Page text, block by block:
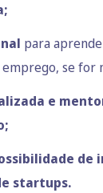
para
se for
e
de
startups.